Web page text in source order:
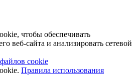
чтобы обеспечивать
веб-сайта и анализировать сетевой
cookie
Правила использования